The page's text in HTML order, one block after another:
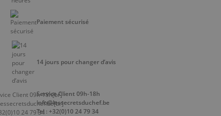
Paiement sécurisé
14 jours pour changer d’avis
Service Client 09h-18h
info@lessecretsduchef.be
Tel : +32(0)10 24 79 34